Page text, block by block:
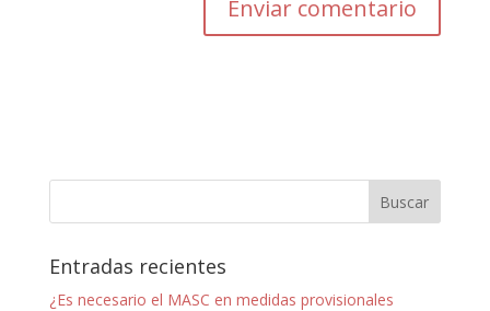
Entradas recientes
¿Es necesario el MASC en medidas provisionales